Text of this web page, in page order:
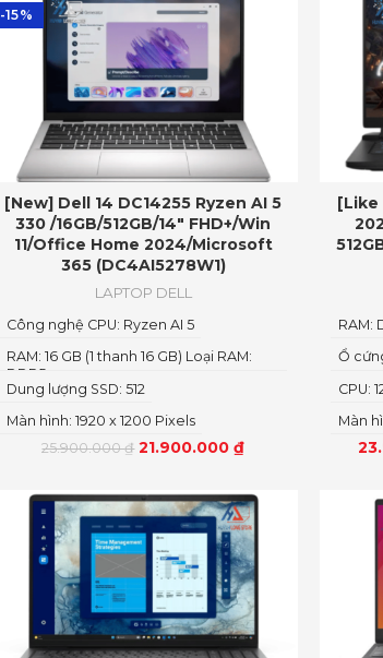
-15%
[New] Dell 14 DC14255 Ryzen AI 5
330 /16GB/512GB/14″ FHD+/Win
11/Office Home 2024/Microsoft
365 (DC4AI5278W1)
LAPTOP DELL
25.900.000₫ 21.900.000₫
Màn hình: 1920 x 1200 Pixels
Dung lượng SSD: 512
RAM: 16 GB (1 thanh 16 GB) Loại RAM:
DDR5
Công nghệ CPU: Ryzen AI 5
[Like
Màn
Non-
CPU:
vPro
Ổ
RAM: